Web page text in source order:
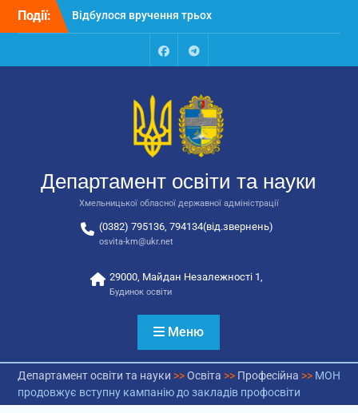
Перейти
Події:
Відбулося вручення трьох
автобусів для потреб
Відбулося засідання
освіти та науки обласної
державної адміністрації
Відбулась обласна
національно-патріотичне
виховання
FacebookTalegram
Департамент освіти та науки
Хмельницької обласної державної адміністрації
(0382) 795136, 794134(від.звернень)
osvita-km@ukr.net
29000, Майдан Незалежності 1,
Будинок освіти
Меню
Департамент освіти та науки >>Освіта >> Професійна >> МОН
продовжує вступну кампанію до закладів профосвіти